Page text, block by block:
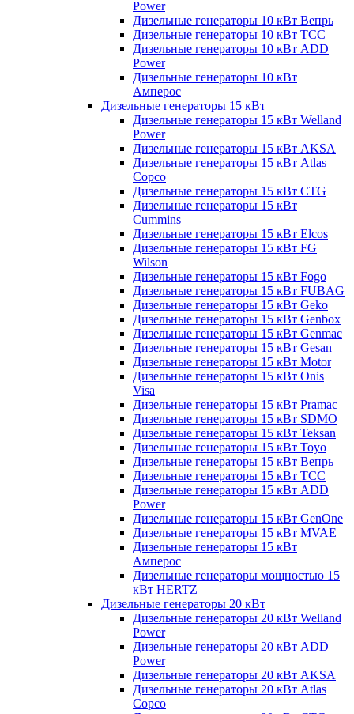
Power
Дизельные генераторы 10 кВт Вепрь
Дизельные генераторы 10 кВт ТСС
Дизельные генераторы 10 кВт ADD
Power
Дизельные генераторы 10 кВт
Амперос
Дизельные генераторы 15 кВт
Дизельные генераторы 15 кВт Welland
Power
Дизельные генераторы 15 кВт AKSA
Дизельные генераторы 15 кВт Atlas
Copco
Дизельные генераторы 15 кВт CTG
Дизельные генераторы 15 кВт
Cummins
Дизельные генераторы 15 кВт Elcos
Дизельные генераторы 15 кВт FG
Wilson
Дизельные генераторы 15 кВт Fogo
Дизельные генераторы 15 кВт FUBAG
Дизельные генераторы 15 кВт Geko
Дизельные генераторы 15 кВт Genbox
Дизельные генераторы 15 кВт Genmac
Дизельные генераторы 15 кВт Gesan
Дизельные генераторы 15 кВт Motor
Дизельные генераторы 15 кВт Onis
Visa
Дизельные генераторы 15 кВт Pramac
Дизельные генераторы 15 кВт SDMO
Дизельные генераторы 15 кВт Teksan
Дизельные генераторы 15 кВт Toyo
Дизельные генераторы 15 кВт Вепрь
Дизельные генераторы 15 кВт ТСС
Дизельные генераторы 15 кВт ADD
Power
Дизельные генераторы 15 кВт GenOne
Дизельные генераторы 15 кВт MVAE
Дизельные генераторы 15 кВт
Амперос
Дизельные генераторы мощностью 15
кВт HERTZ
Дизельные генераторы 20 кВт
Дизельные генераторы 20 кВт Welland
Power
Дизельные генераторы 20 кВт ADD
Power
Дизельные генераторы 20 кВт AKSA
Дизельные генераторы 20 кВт Atlas
Copco